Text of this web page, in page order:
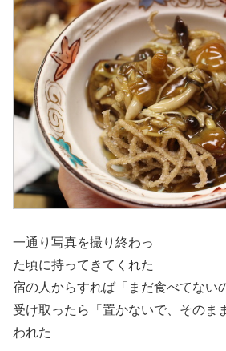
一通り写真を撮り終わっ
た頃に持ってきてくれた
宿の人からすれば「まだ食べてない
受け取ったら「置かないで、そのま
われた